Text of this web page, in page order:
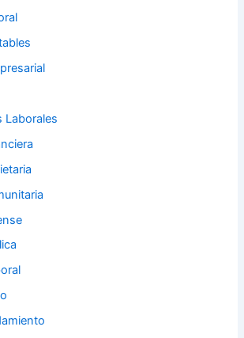
Laborales